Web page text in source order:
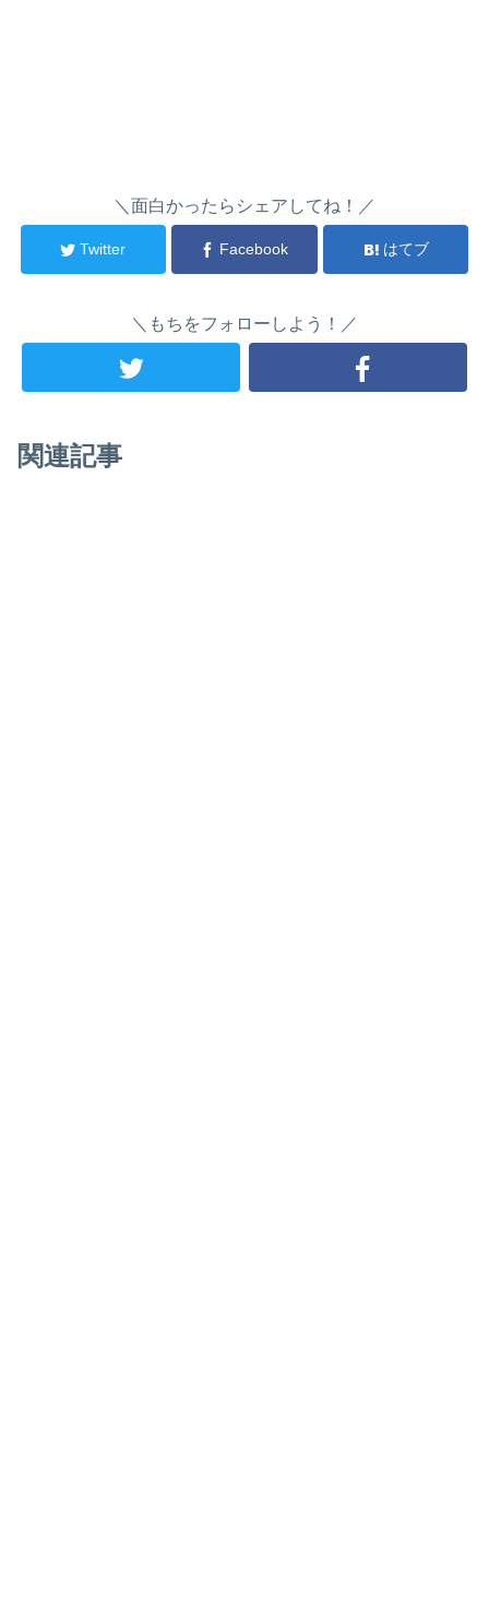
＼面白かったらシェアしてね！／
Twitter Facebook はてブ
＼もちをフォローしよう！／
関連記事